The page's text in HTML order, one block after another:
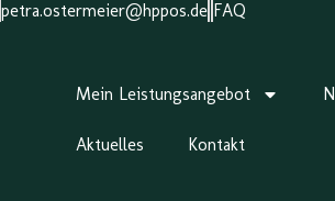
petra.ostermeier@hppos.de FAQ
Mein Leistungsangebot
Aktuelles Kontakt